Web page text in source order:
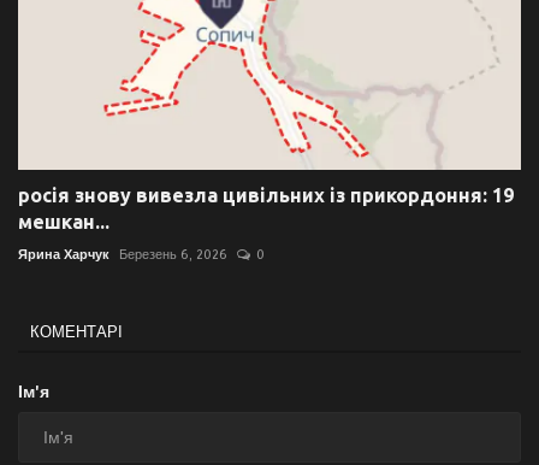
росія знову вивезла цивільних із прикордоння: 19
мешкан...
Ярина Харчук Березень 6, 2026 0
КОМЕНТАРІ
Ім'я